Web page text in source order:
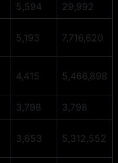
5,594 29,992
5,193 7,716,620
4,415 5,466,898
3,798 3,798
3,653 5,312,552